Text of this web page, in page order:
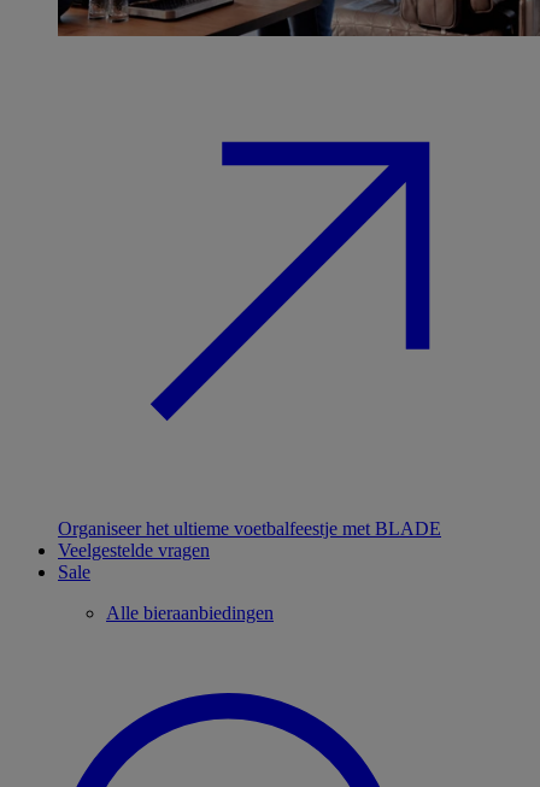
Organiseer het ultieme voetbalfeestje met BLADE
Veelgestelde vragen
Sale
Alle bieraanbiedingen